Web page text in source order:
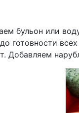
бульон или
готовности
Добавляем